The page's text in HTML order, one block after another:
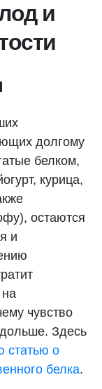
и
долгому
белком,
курица,
остаются
и
на
чувство
Здесь
статью о
белка.